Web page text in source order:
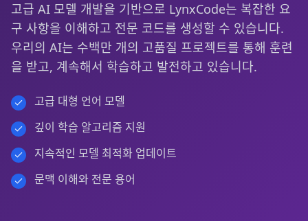
고급 AI 모델 개발을 기반으로 LynxCode는 복잡한 요
구 사항을 이해하고 전문 코드를 생성할 수 있습니다.
우리의 AI는 수백만 개의 고품질 프로젝트를 통해 훈련
을 받고, 계속해서 학습하고 발전하고 있습니다.
고급 대형 언어 모델
깊이 학습 알고리즘 지원
지속적인 모델 최적화 업데이트
문맥 이해와 전문 용어